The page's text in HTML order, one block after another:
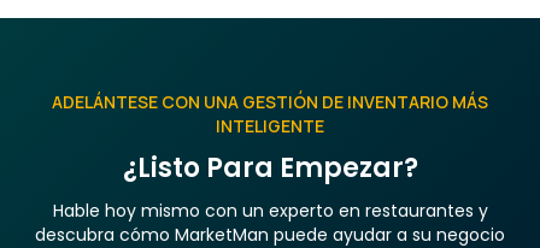
ADELÁNTESE CON UNA GESTIÓN DE INVENTARIO MÁS
INTELIGENTE
¿Listo Para Empezar?
Hable hoy mismo con un experto en restaurantes y
descubra cómo MarketMan puede ayudar a su negocio